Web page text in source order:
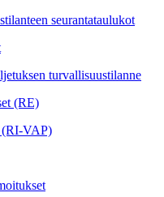
seurantataulukot
turvallisuustilanne
(RE)
(RI-VAP)